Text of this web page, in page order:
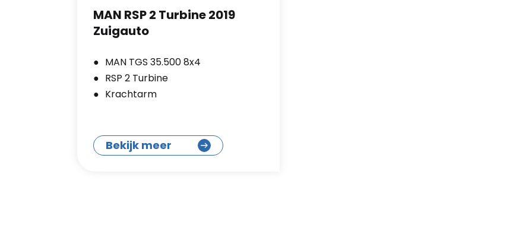
MAN RSP 2 Turbine 2019
Zuigauto
MAN TGS 35.500 8x4
RSP 2 Turbine
Krachtarm
Bekijk meer